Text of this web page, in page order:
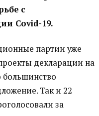
с
Covid-19.
партии уже
декларации на
Так и 22
за